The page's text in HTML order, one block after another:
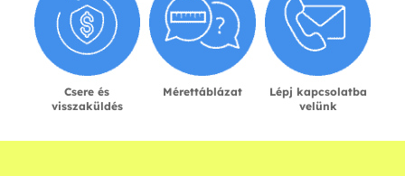
Csere és
visszaküldés
Mérettáblázat
Lépj kapcsolatba
velünk